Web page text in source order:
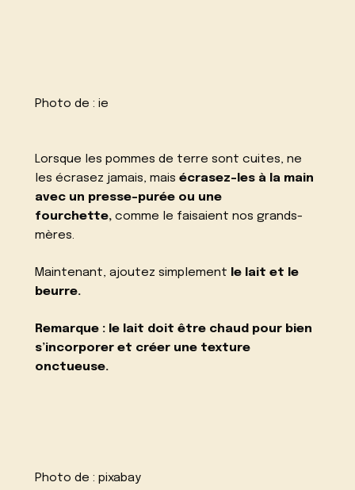
Photo de :ie
Lorsque les pommes de terre sont cuites, ne
les écrasez jamais, maisécrasez-les à la main
avec un presse-purée ou une
fourchette, comme le faisaient nos grands-
mères.
Maintenant, ajoutez simplement le lait et le
beurre.
Remarque : le lait doit être chaud pour bien
s’incorporer et créer une texture
onctueuse.
Photo de :pixabay